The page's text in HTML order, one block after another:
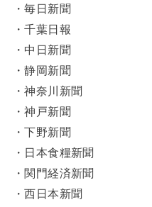
・毎日新聞
・千葉日報
・中日新聞
・静岡新聞
・神奈川新聞
・神戸新聞
・下野新聞
・日本食糧新聞
・関門経済新聞
・西日本新聞